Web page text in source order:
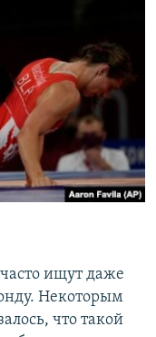
ищут даже
Некоторым
что такой